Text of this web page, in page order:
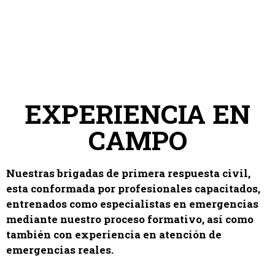
EXPERIENCIA EN
CAMPO
Nuestras brigadas de primera respuesta civil,
esta conformada por profesionales capacitados,
entrenados como especialistas en emergencias
mediante nuestro proceso formativo, así como
también con experiencia en atención de
emergencias reales.